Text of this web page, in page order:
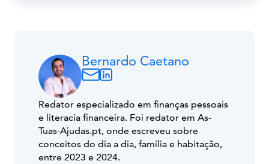
Bernardo Caetano
Redator especializado em finanças pessoais
e literacia financeira. Foi redator em As-
Tuas-Ajudas.pt, onde escreveu sobre
conceitos do dia a dia, família e habitação,
entre 2023 e 2024.